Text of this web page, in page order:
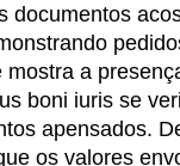
documentos
mostra a
boni iuris se
apensados.
os valores